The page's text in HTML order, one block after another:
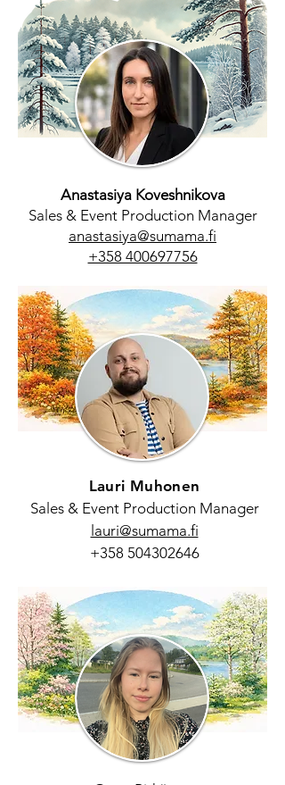
Anastasiya Koveshnikova
Sales & Event Production​ Manager
anastasiya@sumama.fi
+358 400697756
Lauri Muhonen
Sales & Event Production Manager
lauri@sumama.fi
+358 504302646